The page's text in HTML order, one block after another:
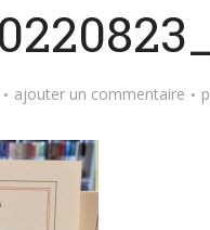
ajouter un commentaire